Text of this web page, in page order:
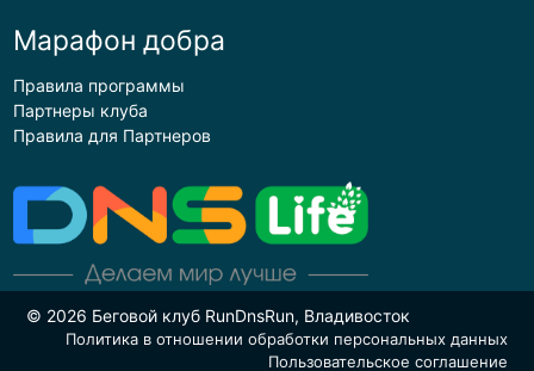
Марафон добра
Правила программы
Партнеры клуба
Правила для Партнеров
© 2026 Беговой клуб RunDnsRun, Владивосток
Политика в отношении обработки персональных данных
Пользовательское соглашение